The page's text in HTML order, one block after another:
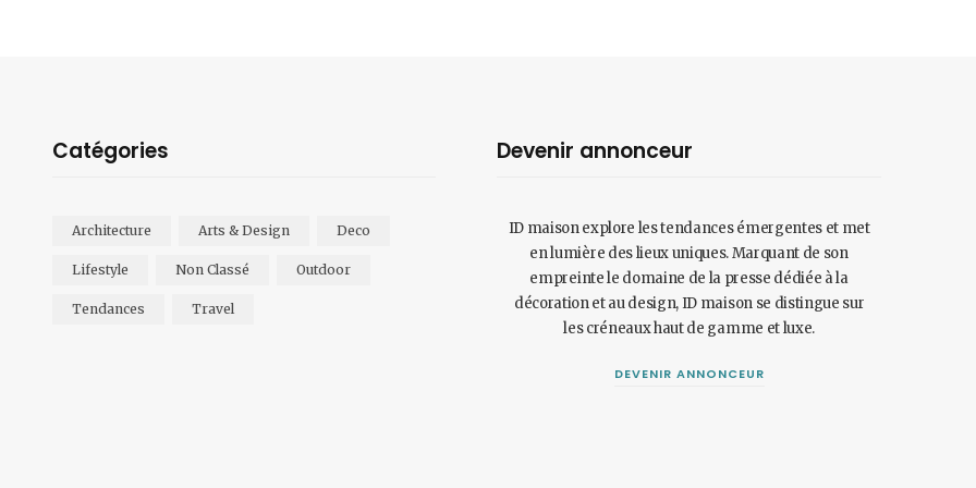
Catégories
Architecture Arts & Design Deco
Lifestyle Non Classé Outdoor
Tendances Travel
Devenir annonceur
ID maison explore les tendances émergentes et met
en lumière des lieux uniques. Marquant de son
empreinte le domaine de la presse dédiée à la
décoration et au design, ID maison se distingue sur
les créneaux haut de gamme et luxe.
DEVENIR ANNONCEUR